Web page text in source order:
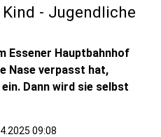
- Jugendliche
Essener Hauptbahnhof
Nase verpasst hat,
Dann wird sie selbst
09:08